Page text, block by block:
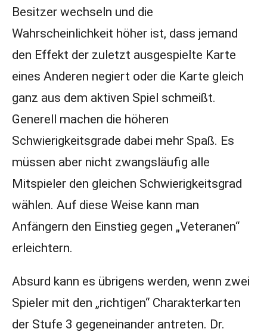
Besitzer wechseln und die
Wahrscheinlichkeit höher ist, dass jemand
den Effekt der zuletzt ausgespielte Karte
eines Anderen negiert oder die Karte gleich
ganz aus dem aktiven Spiel schmeißt.
Generell machen die höheren
Schwierigkeitsgrade dabei mehr Spaß. Es
müssen aber nicht zwangsläufig alle
Mitspieler den gleichen Schwierigkeitsgrad
wählen. Auf diese Weise kann man
Anfängern den Einstieg gegen „Veteranen“
erleichtern.
Absurd kann es übrigens werden, wenn zwei
Spieler mit den „richtigen“ Charakterkarten
der Stufe 3 gegeneinander antreten. Dr.